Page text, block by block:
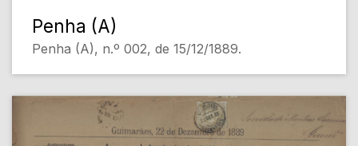
Penha (A)
Penha (A), n.º 002, de 15/12/1889.